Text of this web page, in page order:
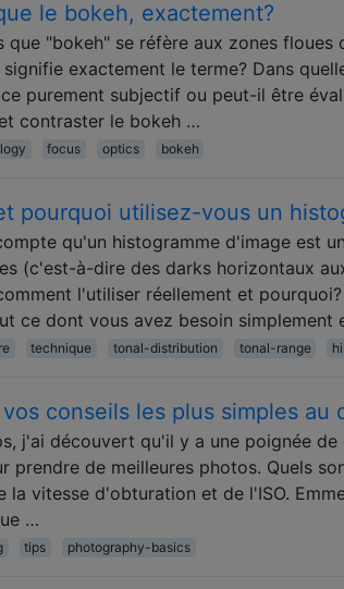
le bokeh, exactement?
que "bokeh" se réfère aux zones
signifie exactement le terme? Dans
purement subjectif ou peut-il être
contraster le bokeh …
focus optics bokeh
pourquoi utilisez-vous un
qu'un histogramme d'image est
(c'est-à-dire des darks horizontaux
l'utiliser réellement et
ce dont vous avez besoin simplement
technique tonal-distribution tonal-range
conseils les plus simples au
j'ai découvert qu'il y a une poignée
prendre de meilleures photos. Quels
la vitesse d'obturation et de l'ISO.
…
tips photography-basics